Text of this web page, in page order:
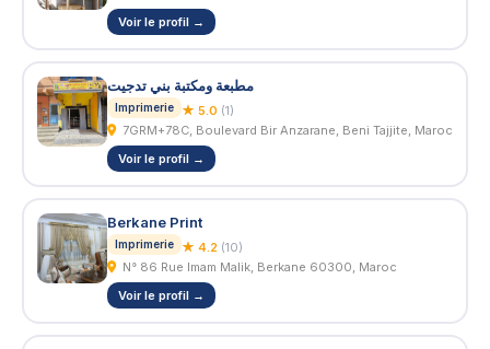
Voir le profil →
مطبعة ومكتبة بني تدجيت
Imprimerie ★ 5.0 (1)
7GRM+78C, Boulevard Bir Anzarane, Beni Tajjite, Maroc
Voir le profil →
Berkane Print
Imprimerie ★ 4.2 (10)
N° 86 Rue Imam Malik, Berkane 60300, Maroc
Voir le profil →